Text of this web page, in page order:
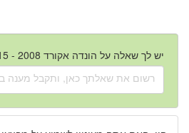
יש לך שאלה על הונדה אקורד 2008 - 2015 יד שנייה?